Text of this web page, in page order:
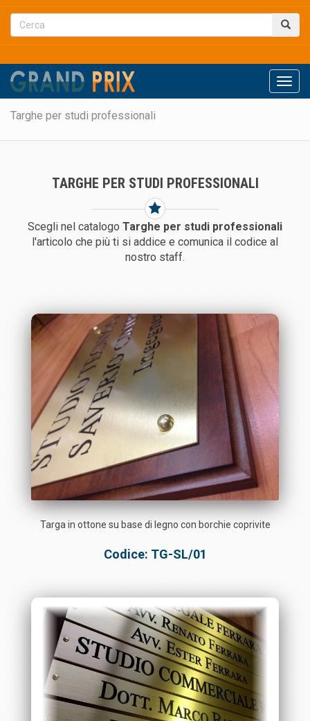
Menu
Targhe per studi professionali
TARGHE PER STUDI PROFESSIONALI
Scegli nel catalogo Targhe per studi professionali
l'articolo che più ti si addice e comunica il codice al
nostro staff.
Targa in ottone su base di legno con borchie coprivite
Codice: TG-SL/01